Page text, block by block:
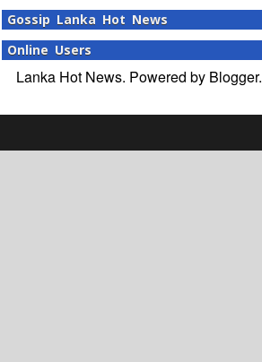
Gossip Lanka Hot News
Online Users
Lanka Hot News. Powered by Blogger.